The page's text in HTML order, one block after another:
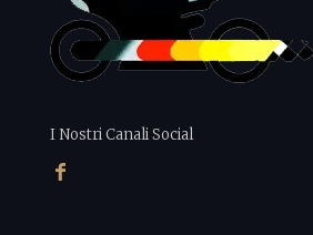
I Nostri Canali Social